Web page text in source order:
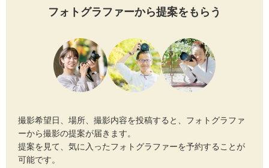
フォトグラファーから提案をもらう
撮影希望日、場所、撮影内容を投稿すると、フォトグラファ
ーから撮影の提案が届きます。
提案を見て、気に入ったフォトグラファーを予約することが
可能です。